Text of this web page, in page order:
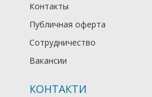
Контакты
Публичная оферта
Сотрудничество
Вакансии
КОНТАКТИ